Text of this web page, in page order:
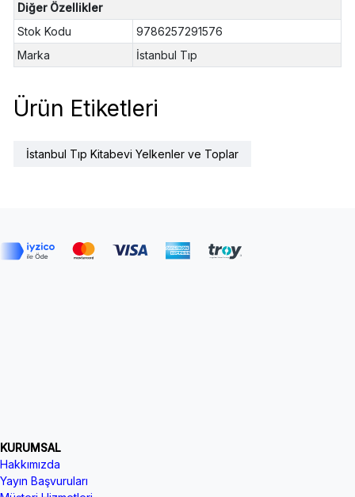
Diğer Özellikler
Stok Kodu
9786257291576
Marka
İstanbul Tıp
Ürün Etiketleri
İstanbul Tıp Kitabevi Yelkenler ve Toplar
KURUMSAL
Hakkımızda
Yayın Başvuruları